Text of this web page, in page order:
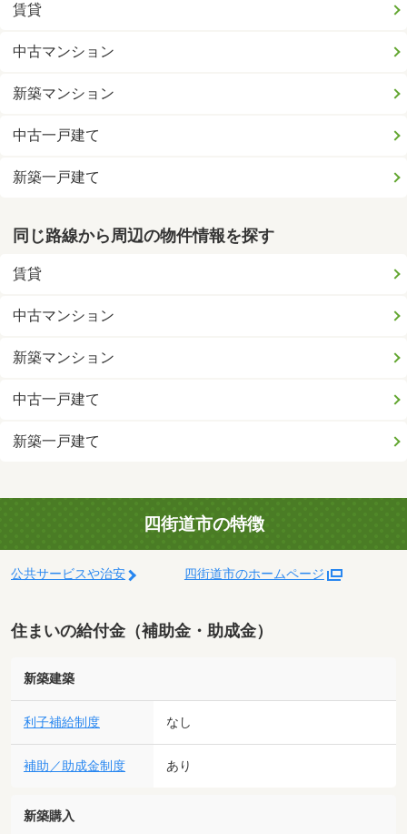
賃貸
中古マンション
新築マンション
中古一戸建て
新築一戸建て
同じ路線から周辺の物件情報を探す
賃貸
中古マンション
新築マンション
中古一戸建て
新築一戸建て
四街道市の特徴
公共サービスや治安 四街道市のホームページ
住まいの給付金（補助金・助成金）
新築建築
利子補給制度 なし
補助／助成金制度 あり
新築購入